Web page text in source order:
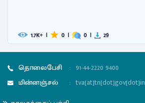
1.7K+ | 0 | 0 | 29
தொலைபேசி : 91-44-2220 9400
மின்னஞ்சல்
: tva[at]tn[dot]gov[dot]in